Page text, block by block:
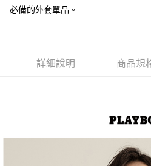
1.本服務由台灣大哥大提供，台灣大哥大
3.實際核准額度、可分期數及費用金額請
4.訂單成立30分鐘內，如未前往確認交易
帳／街口支付／iPASS MONEY」等通路繳
AFTEE先享後付
便利好安心！
【「AFTEE先享後付」結帳流程】
１．於結帳方式選擇「AFTEE先享後付」
結帳頁面，進行簡訊認證並確認金額後，
２．訂單成立數日內，您將收到繳費通知簡
３．收到繳費通知簡訊後14天內，點擊此
每筆NT$60，滿NT$1,500(含以上)免
付款後全家取貨
每筆NT$60，滿NT$1,500(含以上)免
必備的外套單品。
詳細說明 商品規